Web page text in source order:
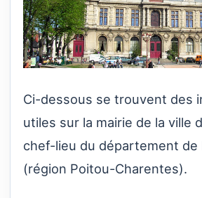
Ci-dessous se trouvent des
utiles sur la mairie de la ville
chef-lieu du département de
(région Poitou-Charentes).